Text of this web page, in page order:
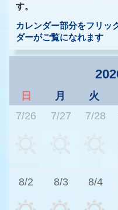
す。
カレンダー部分をフリッ
ダーがご覧になれます
日 月 火
7/26
7/27 7/28
8/2 8/3 8/4